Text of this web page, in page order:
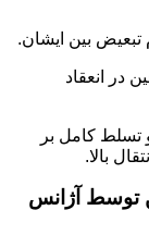
در انعقاد
تسلط کامل بر
بالا.
توسط آژانس